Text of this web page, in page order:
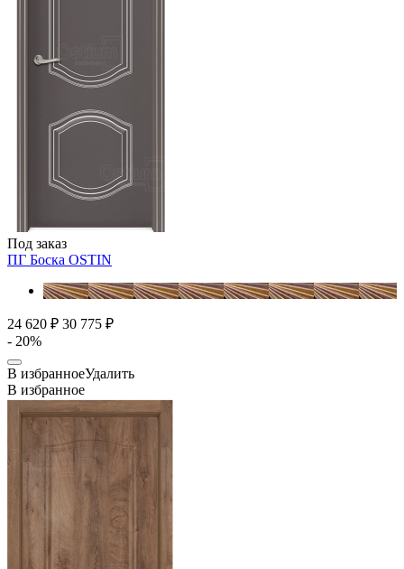
Под заказ
ПГ Боска OSTIN
24 620 ₽ 30 775 ₽
- 20%
В избранноеУдалить
В избранное